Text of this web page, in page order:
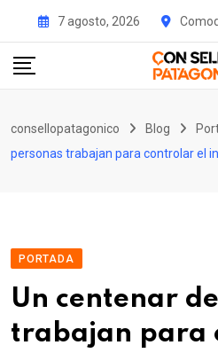
content
7 agosto, 2026
consellopatagonico Blog
personas trabajan para controlar el
PORTADA
Un centenar
trabajan para